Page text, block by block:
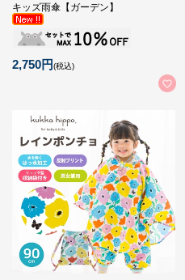
キッズ雨傘【ガーデン】
2,750円(税込)